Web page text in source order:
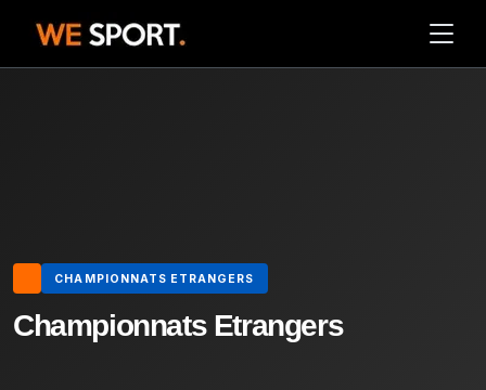
CHAMPIONNATS ETRANGERS
Championnats Etrangers